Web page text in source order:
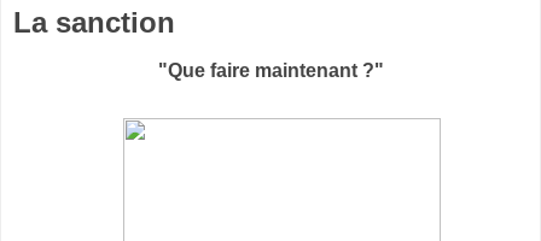
La sanction
"Que faire maintenant ?"